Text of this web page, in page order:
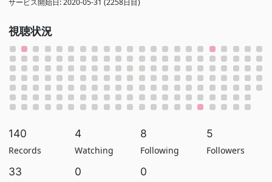
サービス開始日: 2020-05-31 (2258日目)
視聴状況
140
Records
4
Watching
8
Following
5
Followers
33 0 0